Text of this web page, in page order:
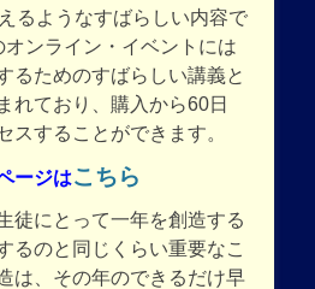
るようなすばらしい内容で
オンライン・イベントには
るためのすばらしい講義と
れており、購入から60日
スすることができます。
ージはこちら
徒にとって一年を創造する
るのと同じくらい重要なこ
は、その年のできるだけ早